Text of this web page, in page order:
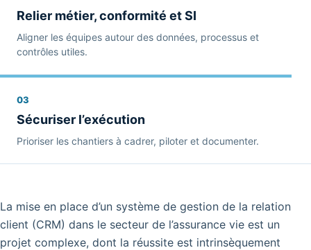
Relier métier, conformité et SI
Aligner les équipes autour des données, processus et
contrôles utiles.
03
Sécuriser l’exécution
Prioriser les chantiers à cadrer, piloter et documenter.
La mise en place d’un système de gestion de la relation
client (CRM) dans le secteur de l’assurance vie est un
projet complexe, dont la réussite est intrinsèquement